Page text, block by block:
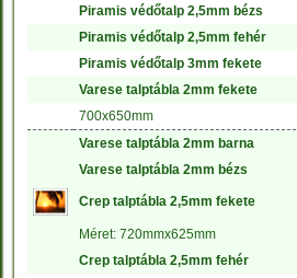
Piramis védőtalp 2,5mm bézs
Piramis védőtalp 2,5mm fehér
Piramis védőtalp 3mm fekete
Varese talptábla 2mm fekete
700x650mm
Varese talptábla 2mm barna
Varese talptábla 2mm bézs
Crep talptábla 2,5mm fekete
Méret: 720mmx625mm
Crep talptábla 2,5mm fehér